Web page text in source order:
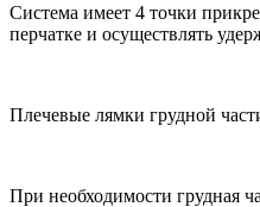
Система имеет 4 точки
перчатке и осуществлять
Плечевые лямки грудной
При необходимости грудная